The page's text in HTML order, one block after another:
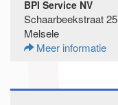
BPI Service NV
Schaarbeekstraat 25
Melsele
Meer informatie